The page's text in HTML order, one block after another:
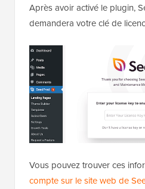
Après avoir activé le plugin,
demandera votre clé de
Vous pouvez trouver ces
compte sur le site web de